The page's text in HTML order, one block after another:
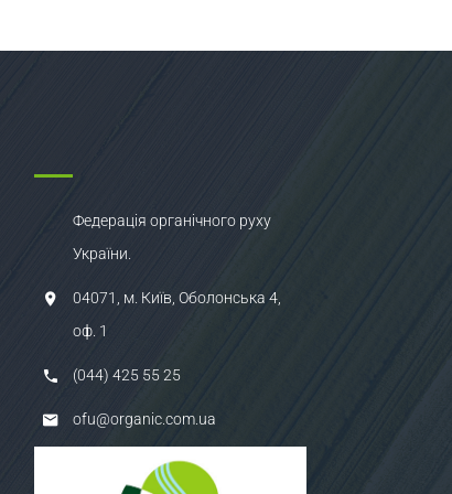
Федерація органічного руху
України.
04071, м. Київ, Оболонська 4,
оф. 1
(044) 425 55 25
ofu@organic.com.ua